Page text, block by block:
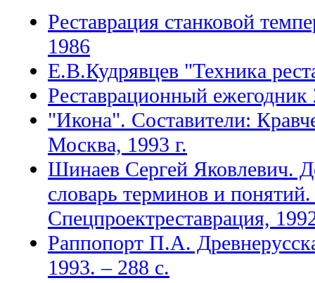
Реставрация станковой
1986
Е.В.Кудрявцев "Техника
Реставрационный ежегодник
"Икона". Составители:
Москва, 1993 г.
Шинаев Сергей Яковлевич.
словарь терминов и
Спецпроектреставрация,
Раппопорт П.А.
1993. – 288 с.